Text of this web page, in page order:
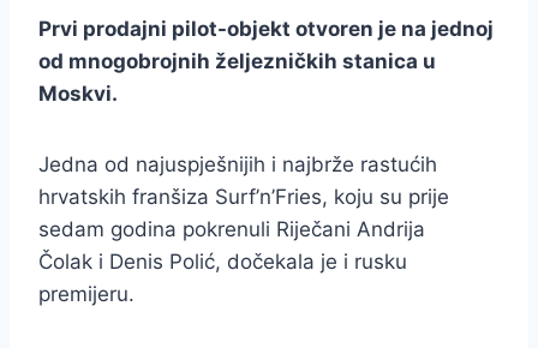
Prvi prodajni pilot-objekt otvoren je na jednoj
od mnogobrojnih željezničkih stanica u
Moskvi.
Jedna od najuspješnijih i najbrže rastućih
hrvatskih franšiza Surf’n’Fries, koju su prije
sedam godina pokrenuli Riječani Andrija
Čolak i Denis Polić, dočekala je i rusku
premijeru.